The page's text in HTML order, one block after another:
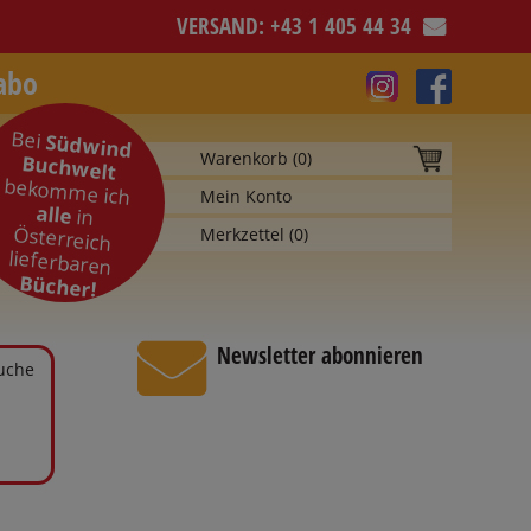
VERSAND: +43 1 405 44 34
BeiSüdwind
Buchwelt
bekomme ich
allein
Österreich
lieferbaren
Bücher!
Warenkorb (0)
Mein Konto
Merkzettel (0)
Newsletter abonnieren